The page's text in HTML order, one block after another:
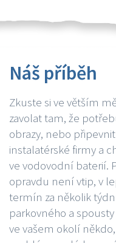
Náš příběh
Zkuste si ve větším
zavolat tam, že
obrazy, nebo
instalatérské firmy a
ve vodovodní baterií.
opravdu není vtip, v
termín za několik
parkovného a
ve vašem okolí